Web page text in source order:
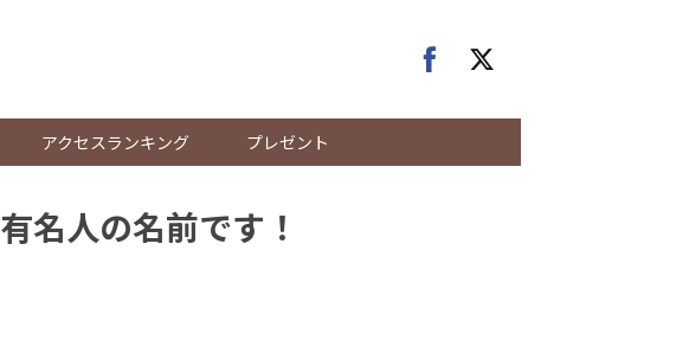
アクセスランキング プレゼント
名人の名前です！